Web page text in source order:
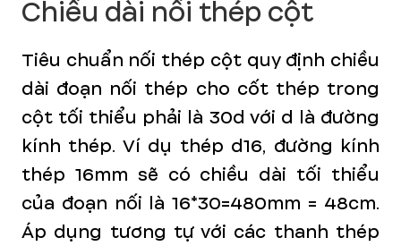
Chiều dài nối thép cột
Tiêu chuẩn nối thép cột quy định chiều
dài đoạn nối thép cho cốt thép trong
cột tối thiểu phải là 30d với d là đường
kính thép. Ví dụ thép d16, đường kính
thép 16mm sẽ có chiều dài tối thiểu
của đoạn nối là 16*30=480mm = 48cm.
Áp dụng tương tự với các thanh thép